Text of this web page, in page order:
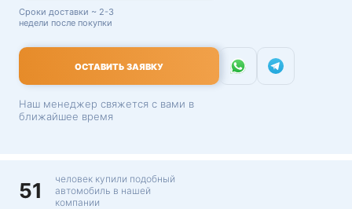
Сроки доставки ~ 2-3
недели после покупки
ОСТАВИТЬ ЗАЯВКУ
Наш менеджер свяжется с вами в
ближайшее время
51
человек купили подобный
автомобиль в нашей
компании